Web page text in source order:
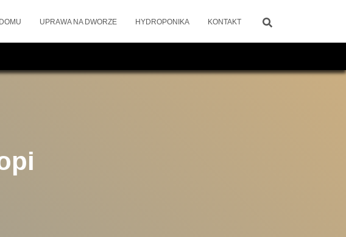
UPRAWA NA DWORZE HYDROPONIKA KONTAKT